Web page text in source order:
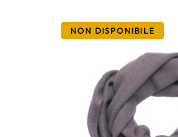
NON DISPONIBILE